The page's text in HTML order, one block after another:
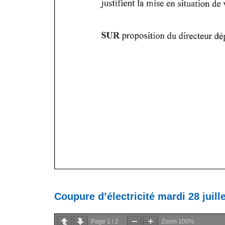
Coupure d’électricité mardi 28
Page 1 / 2 Zoom 100%